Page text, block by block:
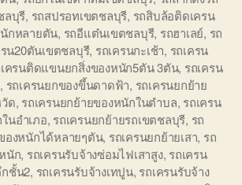
ลบุรี, รถสปรอทเขตชลบุรี, รถสิบล้อติดเครน
กหลายตัน, รถอีแต๋นเขตชลบุรี, รถฮาเลย์, รถ
รน20ตันเขตชลบุรี, รถเครนกะเช้า, รถเครน
ครนติดแขนยกสิ่งของหนัก5ตัน 3ตัน, รถเครน
, รถเครนยกของขึ้นดาดฟ้า, รถเครนยกย้าย
ด, รถเครนยกย้ายของหนักในตำบล, รถเครน
นอำเภอ, รถเครนยกย้ายรถเขตชลบุรี, รถ
องหนักได้หลายๆตัน, รถเครนยกย้ายเสา, รถ
นัก, รถเครนรับจ้างซ่อมไฟเสาสูง, รถเครน
ชั้น2, รถเครนรับจ้างเทปูน, รถเครนรับจ้าง